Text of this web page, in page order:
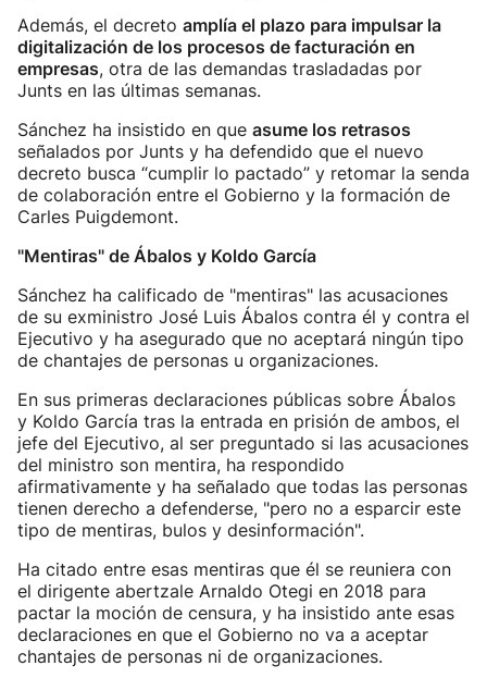
Además, el decreto amplía el plazo para impulsar la
digitalización de los procesos de facturación en
empresas, otra de las demandas trasladadas por
Junts en las últimas semanas.
Sánchez ha insistido en que asume los retrasos
señalados por Junts y ha defendido que el nuevo
decreto busca “cumplir lo pactado” y retomar la senda
de colaboración entre el Gobierno y la formación de
Carles Puigdemont.
"Mentiras" de Ábalos y Koldo García
Sánchez ha calificado de "mentiras" las acusaciones
de su exministro José Luis Ábalos contra él y contra el
Ejecutivo y ha asegurado que no aceptará ningún tipo
de chantajes de personas u organizaciones.
En sus primeras declaraciones públicas sobre Ábalos
y Koldo García tras la entrada en prisión de ambos, el
jefe del Ejecutivo, al ser preguntado si las acusaciones
del ministro son mentira, ha respondido
afirmativamente y ha señalado que todas las personas
tienen derecho a defenderse, "pero no a esparcir este
tipo de mentiras, bulos y desinformación".
Ha citado entre esas mentiras que él se reuniera con
el dirigente abertzale Arnaldo Otegi en 2018 para
pactar la moción de censura, y ha insistido ante esas
declaraciones en que el Gobierno no va a aceptar
chantajes de personas ni de organizaciones.